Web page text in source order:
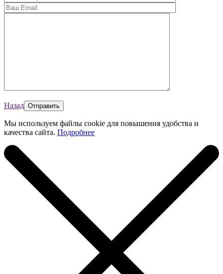
Назад
Мы используем файлы cookie для повышения удобства и
качества сайта. Подробнее